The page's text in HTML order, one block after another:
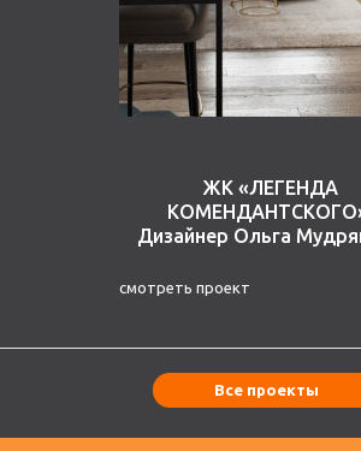
ЖК «ЛЕГЕНДА
Дизайнер Ольга
смотреть проект
Все проекты